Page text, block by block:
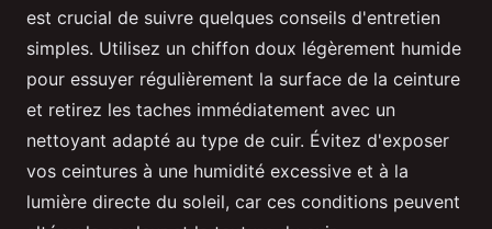
est crucial de suivre quelques conseils d'entretien
simples. Utilisez un chiffon doux légèrement humide
pour essuyer régulièrement la surface de la ceinture
et retirez les taches immédiatement avec un
nettoyant adapté au type de cuir. Évitez d'exposer
vos ceintures à une humidité excessive et à la
lumière directe du soleil, car ces conditions peuvent